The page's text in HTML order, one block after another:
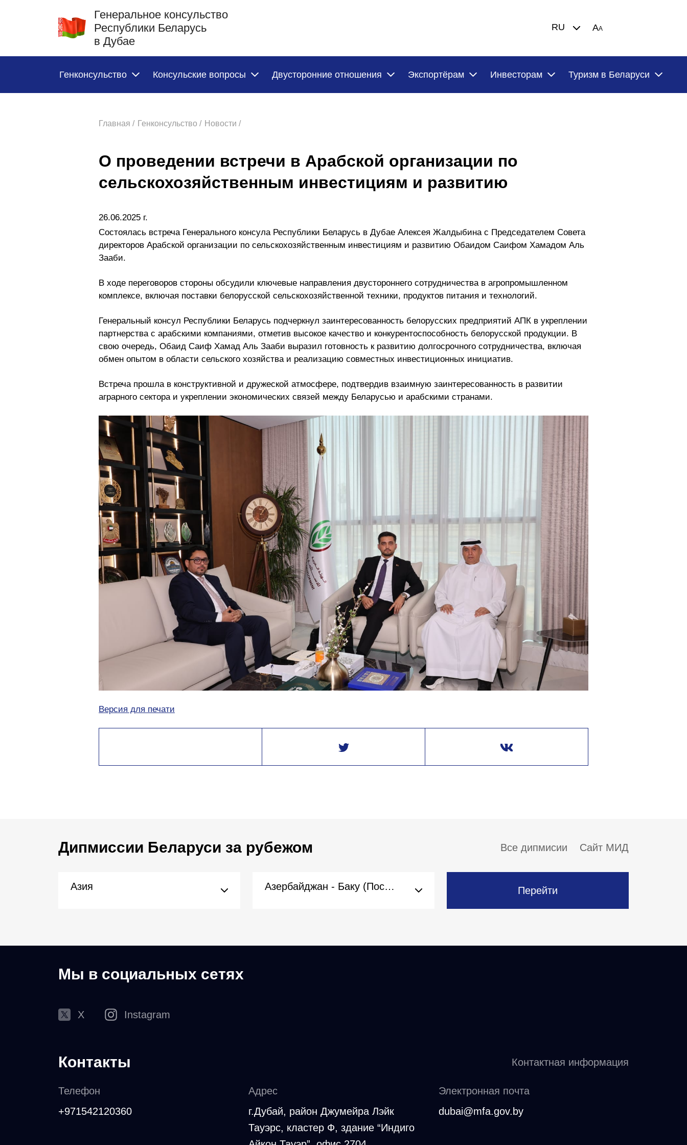
Генеральное консульство
Республики Беларусь
в Дубае
RU AA
Генконсульство Консульские вопросы Двусторонние отношения Экспортёрам Инвесторам Туризм в Беларуси
Главная / Генконсульство / Новости /
О проведении встречи в Арабской организации по
сельскохозяйственным инвестициям и развитию
26.06.2025 г.
Cостоялась встреча Генерального консула Республики Беларусь в Дубае Алексея Жалдыбина с Председателем Совета
директоров Арабской организации по сельскохозяйственным инвестициям и развитию Обаидом Саифом Хамадом Аль
Зааби.
В ходе переговоров стороны обсудили ключевые направления двустороннего сотрудничества в агропромышленном
комплексе, включая поставки белорусской сельскохозяйственной техники, продуктов питания и технологий.
Генеральный консул Республики Беларусь подчеркнул заинтересованность белорусских предприятий АПК в укреплении
партнерства с арабскими компаниями, отметив высокое качество и конкурентоспособность белорусской продукции. В
свою очередь, Обаид Саиф Хамад Аль Зааби выразил готовность к развитию долгосрочного сотрудничества, включая
обмен опытом в области сельского хозяйства и реализацию совместных инвестиционных инициатив.
Встреча прошла в конструктивной и дружеской атмосфере, подтвердив взаимную заинтересованность в развитии
аграрного сектора и укреплении экономических связей между Беларусью и арабскими странами.
Версия для печати
Дипмиссии Беларуси за рубежом Все дипмисии Сайт МИД
Азия Азербайджан - Баку (Посольство) Перейти
Мы в социальных сетях
X Instagram
Контакты Контактная информация
Телефон
+971542120360
Адрес
г.Дубай, район Джумейра Лэйк
Тауэрс, кластер Ф, здание “Индиго
Электронная почта
dubai@mfa.gov.by